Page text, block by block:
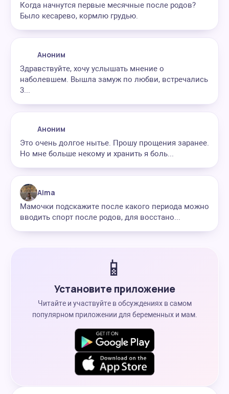
Когда начнутся первые месячные после родов?
Было кесарево, кормлю грудью.
Аноним
Здравствуйте, хочу услышать мнение о
наболевшем. Вышла замуж по любви, встречались
3...
Аноним
Это очень долгое нытье. Прошу прощения заранее.
Но мне больше некому и хранить я боль...
Aima
Мамочки подскажите после какого периода можно
вводить спорт после родов, для восстано...
📱
Установите приложение
Читайте и участвуйте в обсуждениях в самом
популярном приложении для беременных и мам.